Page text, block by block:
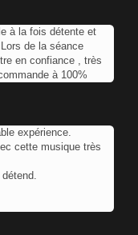
à la fois détente et
de la séance
en confiance , très
à 100%
expérience.
cette musique très